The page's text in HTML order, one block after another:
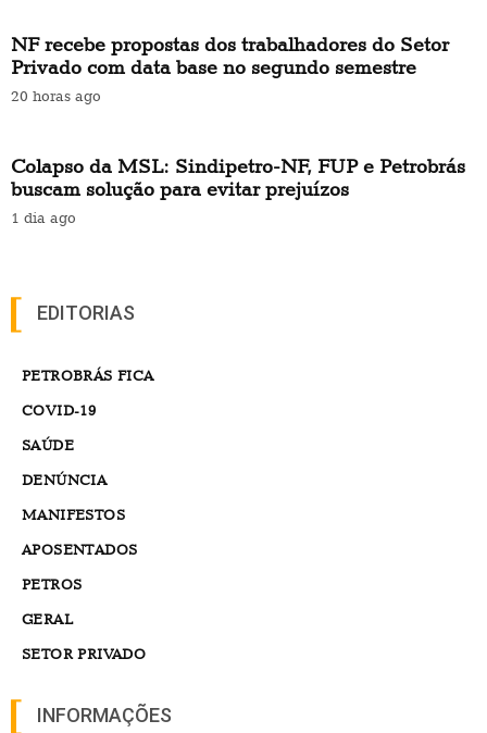
NF recebe propostas dos trabalhadores do Setor
Privado com data base no segundo semestre
20 horas ago
Colapso da MSL: Sindipetro-NF, FUP e Petrobrás
buscam solução para evitar prejuízos
1 dia ago
EDITORIAS
PETROBRÁS FICA
COVID-19
SAÚDE
DENÚNCIA
MANIFESTOS
APOSENTADOS
PETROS
GERAL
SETOR PRIVADO
INFORMAÇÕES